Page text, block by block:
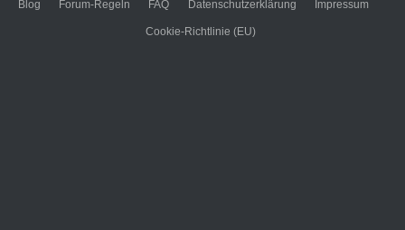
Blog Forum-Regeln FAQ Datenschutzerklärung Impressum
Cookie-Richtlinie (EU)